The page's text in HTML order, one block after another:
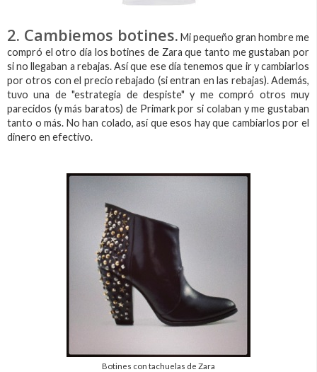
2. Cambiemos botines. Mi pequeño gran hombre me
compró el otro día los botines de Zara que tanto me gustaban por
si no llegaban a rebajas. Así que ese día tenemos que ir y cambiarlos
por otros con el precio rebajado (si entran en las rebajas). Además,
tuvo una de "estrategia de despiste" y me compró otros muy
parecidos (y más baratos) de Primark por si colaban y me gustaban
tanto o más. No han colado, así que esos hay que cambiarlos por el
dinero en efectivo.
Botines con tachuelas de Zara